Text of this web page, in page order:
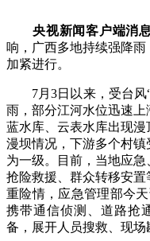
央视新闻客户端消
响，广西多地持续强降
加紧进行。
7月3日以来，受台风“
雨，部分江河水位迅速
蓝水库、云表水库出现
漫坝情况，下游多个村
为一级。目前，当地应
抢险救援、群众转移安
重险情，应急管理部今
携带通信侦测、道路抢
备，展开人员搜救、现场